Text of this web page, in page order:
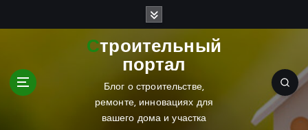
Строительный
портал
Блог о строительстве,
ремонте, инновациях для
вашего дома и участка